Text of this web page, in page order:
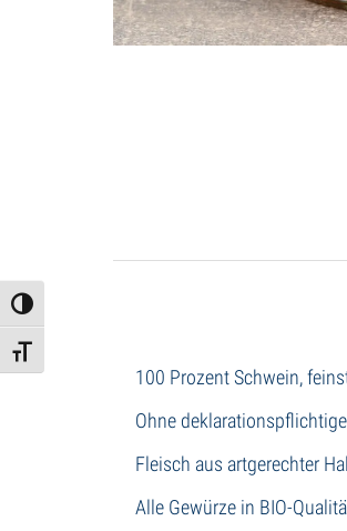
Umschalten auf hohe Kontraste
Schrift vergrößern
100 Prozent Schwein,
Ohne
Fleisch aus artgerechter
Alle Gewürze in BIO-